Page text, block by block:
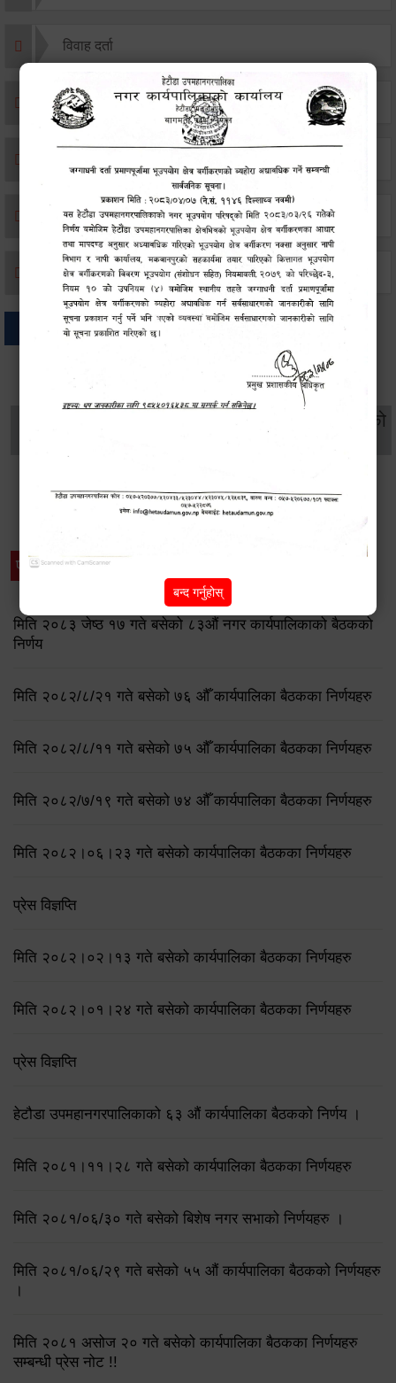
विवाह दर्ता
सम्बन्ध विच्छेद दर्ता
मृत्यू दर्ता
जन्म दर्ता
थप विवरणहरु
वातावरण
सूचनाको
विशेष विवरणहरु
प्रेस नोट
मिति २०८३ जेष्ठ १७ गते बसेको ८३औं नगर कार्यपालिकाको बैठकको
निर्णय
मिति २०८२/८/२१ गते बसेको ७६ औँ कार्यपालिका बैठकका निर्णयहरु
मिति २०८२/८/११ गते बसेको ७५ औँ कार्यपालिका बैठकका निर्णयहरु
मिति २०८२/७/१९ गते बसेको ७४ औँ कार्यपालिका बैठकका निर्णयहरु
मिति २०८२।०६।२३ गते बसेको कार्यपालिका बैठकका निर्णयहरु
प्रेस विज्ञप्ति
मिति २०८२।०२।१३ गते बसेको कार्यपालिका बैठकका निर्णयहरु
मिति २०८२।०१।२४ गते बसेको कार्यपालिका बैठकका निर्णयहरु
प्रेस विज्ञप्ति
हेटौडा उपमहानगरपालिकाको ६३ औं कार्यपालिका बैठकको निर्णय ।
मिति २०८१।११।२८ गते बसेको कार्यपालिका बैठकका निर्णयहरु
मिति २०८१/०६/३० गते बसेको बिशेष नगर सभाको निर्णयहरु ।
मिति २०८१/०६/२९ गते बसेको ५५ औं कार्यपालिका बैठकको निर्णयहरु
।
मिति २०८१ असोज २० गते बसेको कार्यपालिका बैठकका निर्णयहरु
सम्बन्धी प्रेस नोट !!
बन्द गर्नुहोस्